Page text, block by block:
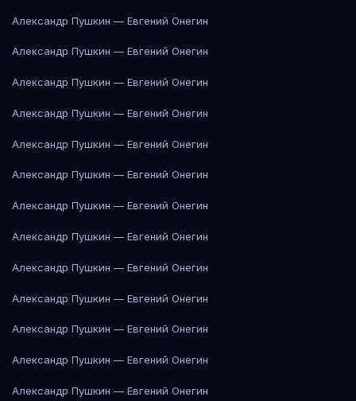
Александр Пушкин — Евгений Онегин
Александр Пушкин — Евгений Онегин
Александр Пушкин — Евгений Онегин
Александр Пушкин — Евгений Онегин
Александр Пушкин — Евгений Онегин
Александр Пушкин — Евгений Онегин
Александр Пушкин — Евгений Онегин
Александр Пушкин — Евгений Онегин
Александр Пушкин — Евгений Онегин
Александр Пушкин — Евгений Онегин
Александр Пушкин — Евгений Онегин
Александр Пушкин — Евгений Онегин
Александр Пушкин — Евгений Онегин